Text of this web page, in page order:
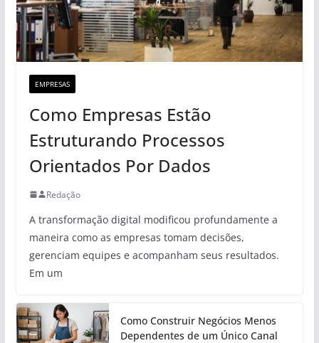
EMPRESAS
Como Empresas Estão
Estruturando Processos
Orientados Por Dados
Redação
A transformação digital modificou profundamente a
maneira como as empresas tomam decisões,
gerenciam equipes e acompanham seus resultados.
Em um
Como Construir Negócios Menos
Dependentes de um Único Canal